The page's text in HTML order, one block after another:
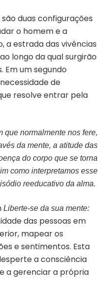
duas configurações
o homem e a
a estrada das vivências
longo da qual surgirão
Em um segundo
de
resolve entrar pela
que normalmente nos fere,
da mente, a atitude das
do corpo que se torna
como interpretamos esse
reeducativo da alma.
Liberte-se da sua mente:
das pessoas em
mapear os
e sentimentos. Esta
a consciência
a gerenciar a própria